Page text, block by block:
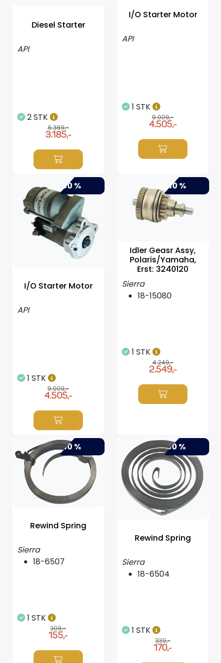
Diesel Starter
API
2 STK
6.369,-
3.185,-
I/O Starter Motor
API
1 STK
9.009,-
4.505,-
-50 %
I/O Starter Motor
API
1 STK
9.009,-
4.505,-
-40 %
Idler Geasr Assy,
Polaris/Yamaha,
Erst: 3240120
Sierra
18-15080
1 STK
4.249,-
2.549,-
-50 %
Rewind Spring
Sierra
18-6507
1 STK
309,-
155,-
-50 %
Rewind Spring
Sierra
18-6504
1 STK
339,-
170,-